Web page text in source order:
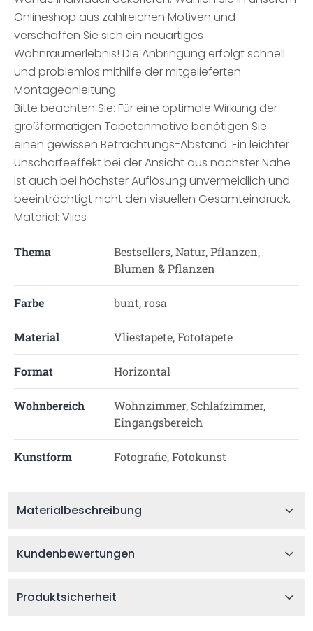
Onlineshop aus zahlreichen Motiven und
verschaffen Sie sich ein neuartiges
Wohnraumerlebnis! Die Anbringung erfolgt schnell
und problemlos mithilfe der mitgelieferten
Montageanleitung.
Bitte beachten Sie: Für eine optimale Wirkung der
großformatigen Tapetenmotive benötigen Sie
einen gewissen Betrachtungs-Abstand. Ein leichter
Unschärfeeffekt bei der Ansicht aus nächster Nähe
ist auch bei höchster Auflösung unvermeidlich und
beeinträchtigt nicht den visuellen Gesamteindruck.
Material: Vlies
Thema
Bestsellers, Natur, Pflanzen,
Blumen & Pflanzen
Farbe bunt, rosa
Material Vliestapete, Fototapete
Format Horizontal
Wohnbereich
Wohnzimmer, Schlafzimmer,
Eingangsbereich
Kunstform Fotografie, Fotokunst
Materialbeschreibung
Kundenbewertungen
Produktsicherheit